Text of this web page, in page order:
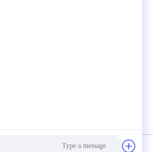
سیاست حفظ حریم خصوصی